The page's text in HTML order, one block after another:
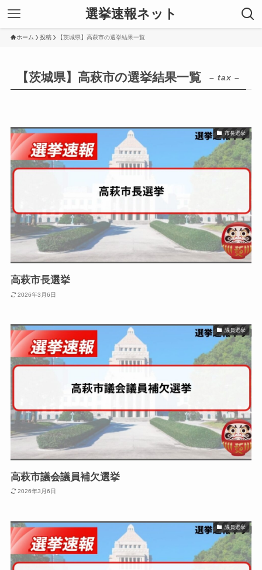
選挙速報ネット
ホーム 投稿 【茨城県】高萩市の選挙結果一覧
【茨城県】高萩市の選挙結果一覧 – tax –
市長選挙
高萩市長選挙
2026年3月6日
議員選挙
高萩市議会議員補欠選挙
2026年3月6日
議員選挙